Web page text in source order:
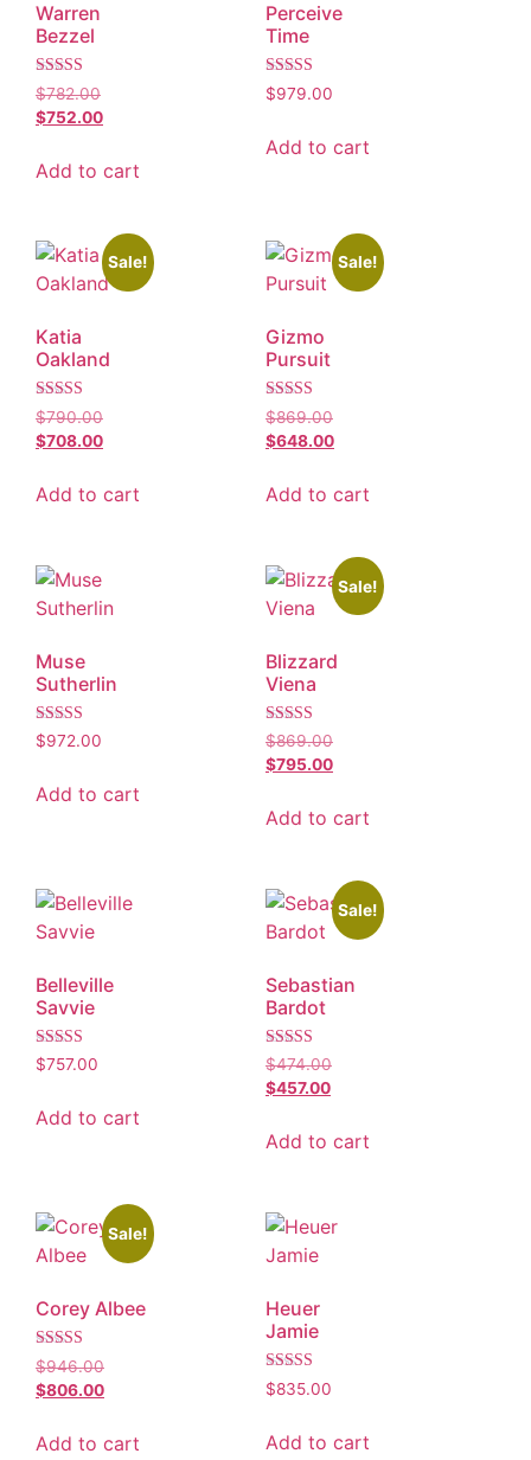
Warren
Bezzel
Rated
5.00
out of 5
$782.00
$752.00
Add to cart
Perceive
Time
Rated
5.00
$979.00
Add to cart
Sale!
Katia
Oakland
Rated
5.00
out of 5
$790.00
$708.00
Add to cart
Sale!
Gizmo
Pursuit
Rated
5.00
out of 5
$869.00
$648.00
Add to cart
Muse
Sutherlin
Rated
5.00
$972.00
Add to cart
Sale!
Blizzard
Viena
Rated
5.00
out of 5
$869.00
$795.00
Add to cart
Belleville
Savvie
Rated
5.00
$757.00
Add to cart
Sale!
Sebastian
Bardot
Rated
4.00
out of 5
$474.00
$457.00
Add to cart
Sale!
Corey Albee
Rated
5.00
out of 5
$946.00
$806.00
Add to cart
Heuer
Jamie
Rated
5.00
$835.00
Add to cart